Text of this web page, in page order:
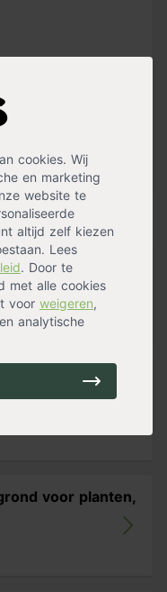
cookies. Wij
en marketing
website te
altijd zelf kiezen
Lees
. Door te
met alle cookies
voor weigeren,
analytische
te onderhouden. De
om hem in
groeit de
gevoelig zijn voor
Je kunt de boom
ruimte om te
omhoog
is de stamomtrek
hoogte is
indicatie
»
palen + 2
voor planten,